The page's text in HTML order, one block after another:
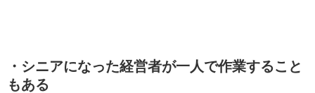
・シニアになった経営者が一人で作業すること
もある